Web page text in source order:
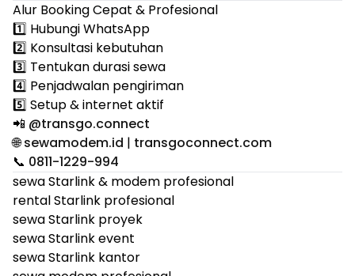
Alur Booking Cepat & Profesional
1️⃣ Hubungi WhatsApp
2️⃣ Konsultasi kebutuhan
3️⃣ Tentukan durasi sewa
4️⃣ Penjadwalan pengiriman
5️⃣ Setup & internet aktif
📲 @transgo.connect
🌐sewamodem.id | transgoconnect.com
📞 0811-1229-994
sewa Starlink & modem profesional
rental Starlink profesional
sewa Starlink proyek
sewa Starlink event
sewa Starlink kantor